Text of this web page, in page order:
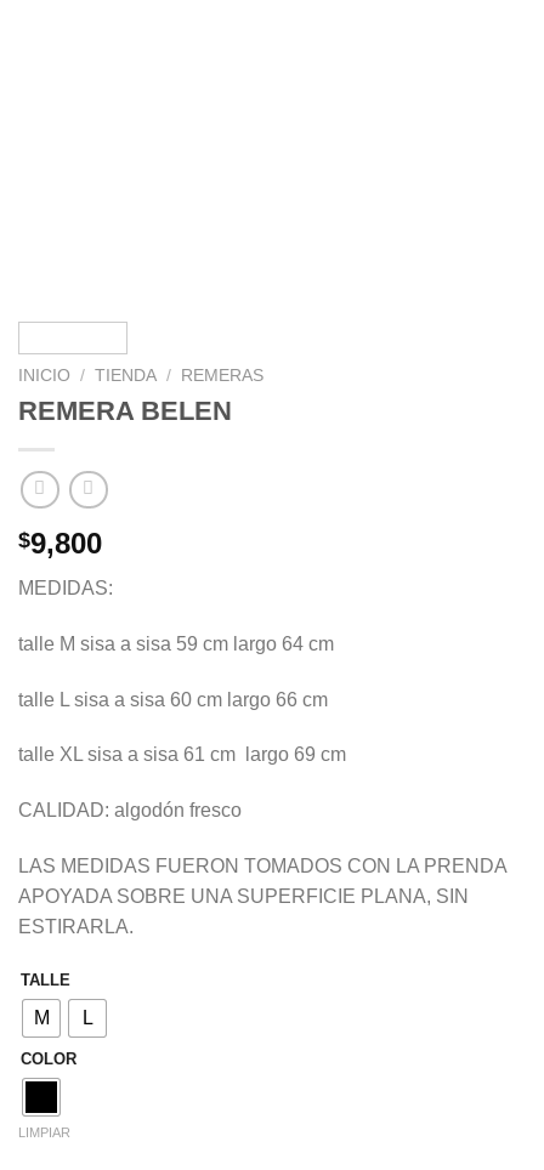
INICIO / TIENDA / REMERAS
REMERA BELEN
$9,800
MEDIDAS:
talle M sisa a sisa 59 cm largo 64 cm
talle L sisa a sisa 60 cm largo 66 cm
talle XL sisa a sisa 61 cm largo 69 cm
CALIDAD: algodón fresco
LAS MEDIDAS FUERON TOMADOS CON LA PRENDA
APOYADA SOBRE UNA SUPERFICIE PLANA, SIN
ESTIRARLA.
TALLE
M L
COLOR
LIMPIAR